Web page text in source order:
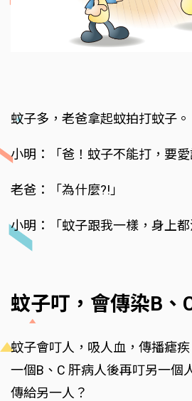
蚊子多，老爸拿起蚊拍打蚊子。
小明：「爸！蚊子不能打，要愛
老爸：「為什麼?!」
小明：「蚊子跟我一樣，身上
蚊子叮，會傳染B、
蚊子會叮人，吸人血，傳播瘧
一個B、C 肝病人後再叮另一個
傳給另一人？